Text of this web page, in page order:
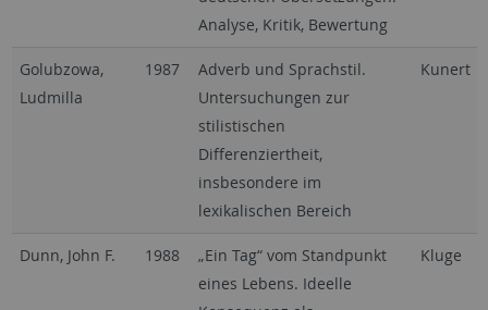
Analyse, Kritik, Bewertung
Golubzowa,
Ludmilla
1987
Adverb und Sprachstil.
Untersuchungen zur
stilistischen
Differenziertheit,
insbesondere im
lexikalischen Bereich
Kunert
Dunn, John F. 1988
„Ein Tag“ vom Standpunkt
eines Lebens. Ideelle
Kluge